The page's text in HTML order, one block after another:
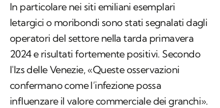
In particolare nei siti emiliani esemplari
letargici o moribondi sono stati segnalati dagli
operatori del settore nella tarda primavera
2024 e risultati fortemente positivi. Secondo
l'Izs delle Venezie, «Queste osservazioni
confermano come l’infezione possa
influenzare il valore commerciale dei granchi».